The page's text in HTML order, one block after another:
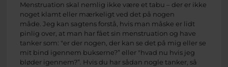
Menstruation skal nemlig ikke være et tabu – der er ikke
noget klamt eller mærkeligt ved det på nogen
måde. Jeg kan sagtens forstå, hvis man måske er lidt
pinlig over, at man har fået sin menstruation og have
tanker som: "er der nogen, der kan se det på mig eller se
mit bind igennem bukserne?” eller "hvad nu hvis jeg
bløder igennem?”. Hvis du har sådan nogle tanker, så